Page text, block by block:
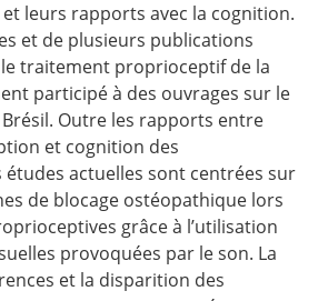
leurs rapports avec la cognition.
et de plusieurs publications
traitement proprioceptif de la
participé à des ouvrages sur le
Outre les rapports entre
et cognition des
études actuelles sont centrées sur
de blocage ostéopathique lors
grâce à l’utilisation
provoquées par le son. La
et la disparition des